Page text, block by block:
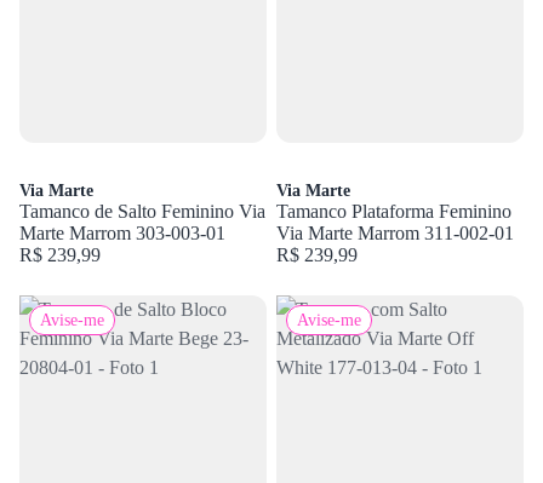
Via Marte
Tamanco de Salto Feminino Via
Marte Marrom 303-003-01
R$ 239,99
Via Marte
Tamanco Plataforma Feminino
Via Marte Marrom 311-002-01
R$ 239,99
Avise-me Avise-me